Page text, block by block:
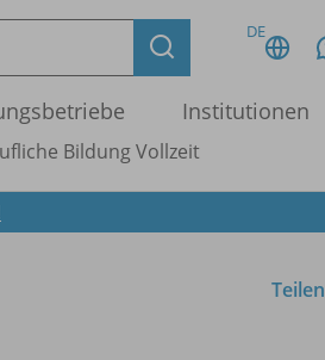
DE
Institutionen
Bildung Vollzeit
Teilen